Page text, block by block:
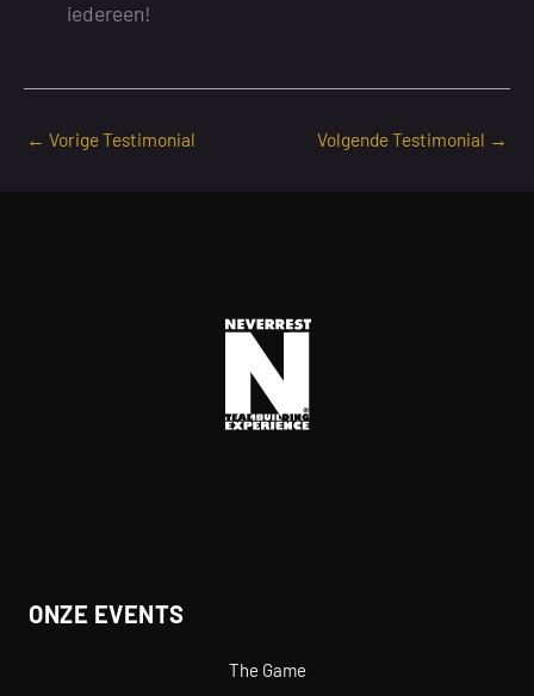
iedereen!
← Vorige Testimonial Volgende Testimonial →
ONZE EVENTS
The Game